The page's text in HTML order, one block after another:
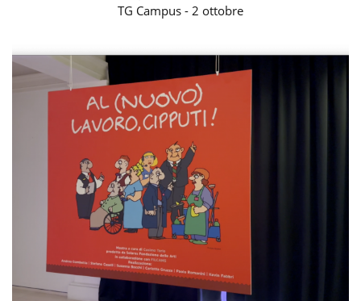
TG Campus - 2 ottobre